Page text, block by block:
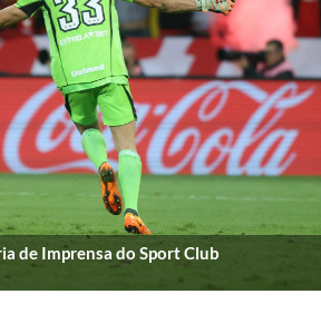
de Imprensa do Sport Club